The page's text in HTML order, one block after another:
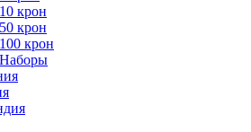
10 крон
50 крон
100 крон
Наборы